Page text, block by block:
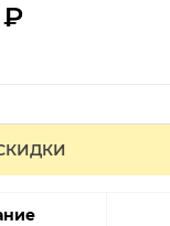
₽